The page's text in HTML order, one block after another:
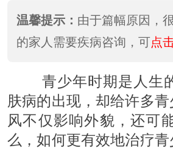
温馨提示： 由于篇幅原因，
的家人需要疾病咨询，可点
青少年时期是人生的
肤病的出现，却给许多
风不仅影响外貌，还可
么，如何更有效地治疗